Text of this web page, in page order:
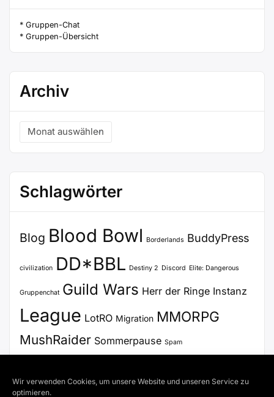
Wir verwenden Cookies, um unsere Website und unseren Service zu
optimieren.
* Gruppen-Chat
* Gruppen-Übersicht
Archiv
Archiv
Schlagwörter
Blog Blood Bowl Borderlands BuddyPress
civilization DD*BBL Destiny 2 Discord Elite: Dangerous
Gruppenchat Guild Wars Herr der Ringe Instanz
League LotRO Migration MMORPG
MushRaider Sommerpause Spam
VoiceChat WordPress Zertifikat